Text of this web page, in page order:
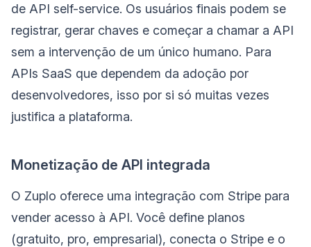
de API self-service. Os usuários finais podem se
registrar, gerar chaves e começar a chamar a API
sem a intervenção de um único humano. Para
APIs SaaS que dependem da adoção por
desenvolvedores, isso por si só muitas vezes
justifica a plataforma.
Monetização de API integrada
O Zuplo oferece uma integração com Stripe para
vender acesso à API. Você define planos
(gratuito, pro, empresarial), conecta o Stripe e o